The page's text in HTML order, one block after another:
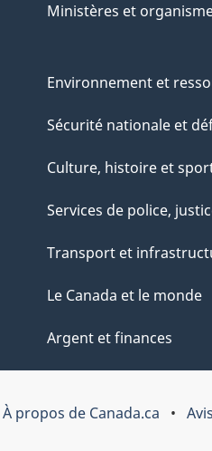
Ministères et
Environnement et
Sécurité nationale et
Culture, histoire et
Services de police,
Transport et
Le Canada et le monde
Argent et finances
À propos de Canada.ca Avis